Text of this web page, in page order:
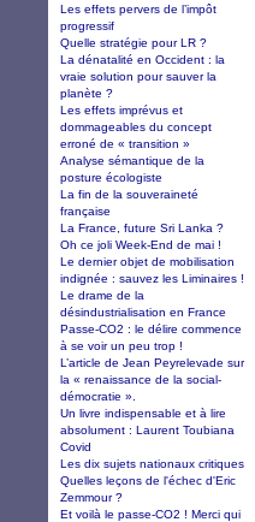
Les effets pervers de l’impôt
progressif
Quelle stratégie pour LR ?
La dénatalité en Occident : la
vraie solution pour sauver la
planète ?
Les effets imprévus et
dommageables du concept
erroné de « transition »
Analyse sémantique de la
posture écologiste
La fin de la souveraineté
française
La France, future Sri Lanka ?
Oh ce joli Week-End de mai !
Le dernier objet de mobilisation
indignée : sauvez les Liminaires !
Le drame de la
désindustrialisation en France
Passe-CO2 : le délire commence
à se voir un peu trop !
L’article de Jean Peyrelevade sur
la « renaissance de la social-
démocratie ».
Un livre indispensable et à lire
absolument : Laurent Toubiana
Covid
Les dix sujets nationaux critiques
Quelles leçons de l'échec d'Eric
Zemmour ?
Et voilà le passe-CO2 ! Merci qui